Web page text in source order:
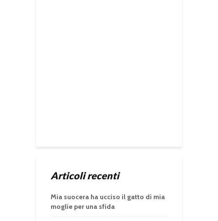
Articoli recenti
Mia suocera ha ucciso il gatto di mia
moglie per una sfida